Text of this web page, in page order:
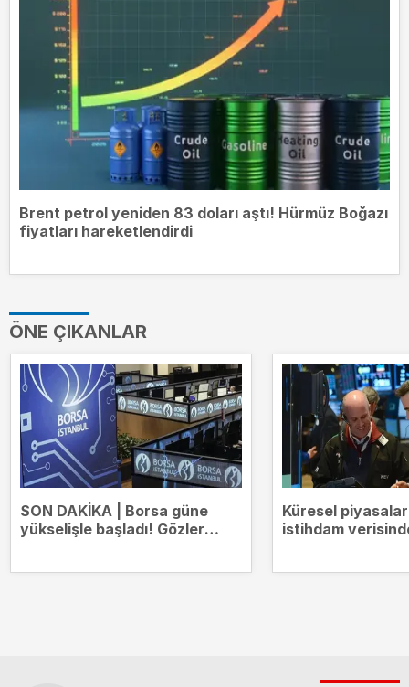
Brent petrol yeniden 83 doları aştı! Hürmüz Boğazı
fiyatları hareketlendirdi
ÖNE ÇIKANLAR
SON DAKİKA | Borsa güne
yükselişle başladı! Gözler
Küresel
istihdam